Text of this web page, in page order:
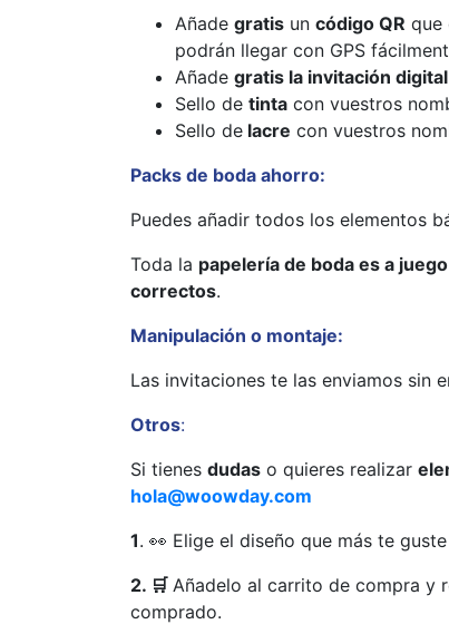
Añade gratis un código QR que
podrán llegar con GPS
Añade gratis la invitación
Sello de tinta con vuestros
Sello de lacre con vuestros
Packs de boda ahorro:
Puedes añadir todos los elementos
Toda la papelería de boda es a
correctos.
Manipulación o montaje:
Las invitaciones te las enviamos sin
Otros:
Si tienes dudas o quieres realizar
hola@woowday.com
1. 👀 Elige el diseño que más te
2. 🛒 Añadelo al carrito de compra y
comprado.